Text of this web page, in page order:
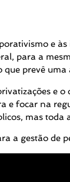
e
para a
prevê
e
focar na
mas
a gestão de